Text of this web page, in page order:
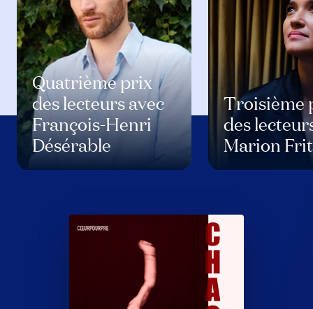
Quatrième prix
des lecteurs avec
François-Henri
Désérable
Troisième
des
Marion